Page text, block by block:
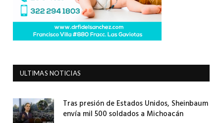
ULTIMAS NOTICIAS
Tras presión de Estados Unidos, Sheinbaum
envía mil 500 soldados a Michoacán